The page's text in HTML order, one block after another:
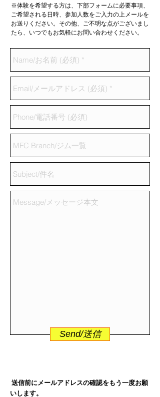
※体験を希望する方は、下部フォームに必要事項、
ご希望される日時、参加人数をご入力の上メールを
お送りください。その他、ご不明な点がございまし
たら、いつでもお気軽にお問い合わせください。
Send/送信
送信前にメールアドレスの確認をもう一度お願
いします。